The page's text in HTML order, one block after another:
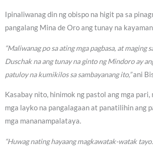
Ipinaliwanag din ng obispo na higit pa sa
pangalang Mina de Oro ang tunay na
“Maliwanag po sa ating mga pagbasa, at maging
Duschak na ang tunay na ginto ng Mindoro ay
patuloy na kumikilos sa sambayanang ito,”ani
Kasabay nito, hinimok ng pastol ang mga
mga layko na pangalagaan at panatilihin ang
mga mananampalataya.
“Huwag nating hayaang magkawatak-watak